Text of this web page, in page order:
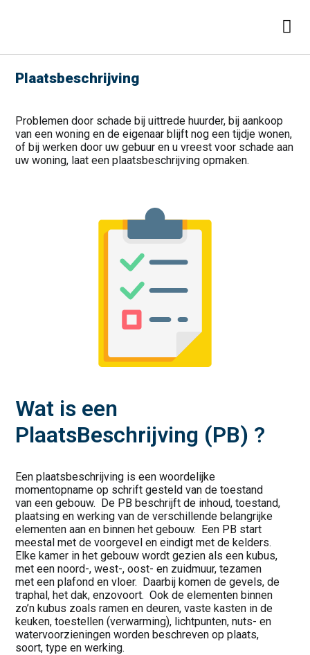
Plaatsbeschrijving
Problemen door schade bij uittrede huurder, bij aankoop
van een woning en de eigenaar blijft nog een tijdje wonen,
of bij werken door uw gebuur en u vreest voor schade aan
uw woning, laat een plaatsbeschrijving opmaken.
Wat is een
PlaatsBeschrijving (PB) ?
Een plaatsbeschrijving is een woordelijke
momentopname op schrift gesteld van de toestand
van een gebouw. De PB beschrijft de inhoud, toestand,
plaatsing en werking van de verschillende belangrijke
elementen aan en binnen het gebouw. Een PB start
meestal met de voorgevel en eindigt met de kelders.
Elke kamer in het gebouw wordt gezien als een kubus,
met een noord-, west-, oost- en zuidmuur, tezamen
met een plafond en vloer. Daarbij komen de gevels, de
traphal, het dak, enzovoort. Ook de elementen binnen
zo’n kubus zoals ramen en deuren, vaste kasten in de
keuken, toestellen (verwarming), lichtpunten, nuts- en
watervoorzieningen worden beschreven op plaats,
soort, type en werking.